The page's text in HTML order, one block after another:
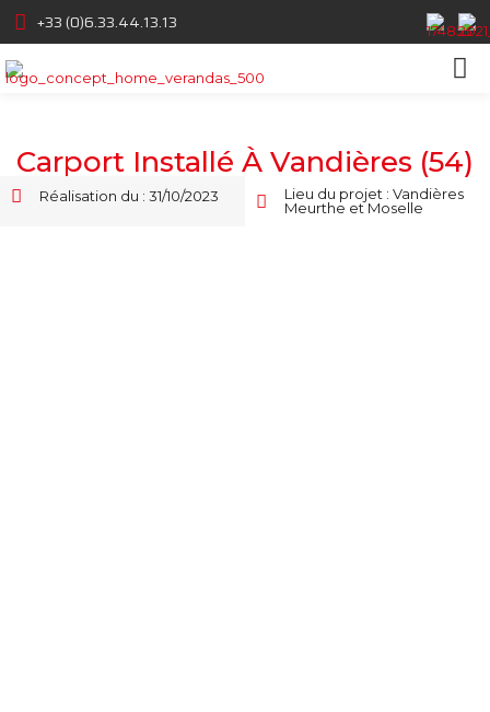
+33 (0)6.33.44.13.13
Carport Installé À Vandières (54)
Réalisation du : 31/10/2023
Lieu du projet : Vandières
Meurthe et Moselle